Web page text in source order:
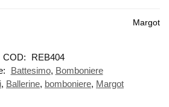
Margot
COD:
REB404
Battesimo, Bomboniere
, Ballerine, bomboniere, Margot